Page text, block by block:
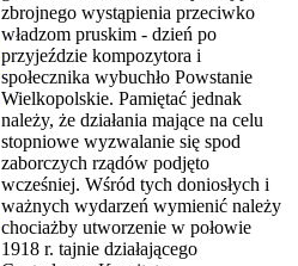
zbrojnego wystąpienia przeciwko
władzom pruskim - dzień po
przyjeździe kompozytora i
społecznika wybuchło Powstanie
Wielkopolskie. Pamiętać jednak
należy, że działania mające na celu
stopniowe wyzwalanie się spod
zaborczych rządów podjęto
wcześniej. Wśród tych doniosłych i
ważnych wydarzeń wymienić należy
chociażby utworzenie w połowie
1918 r. tajnie działającego